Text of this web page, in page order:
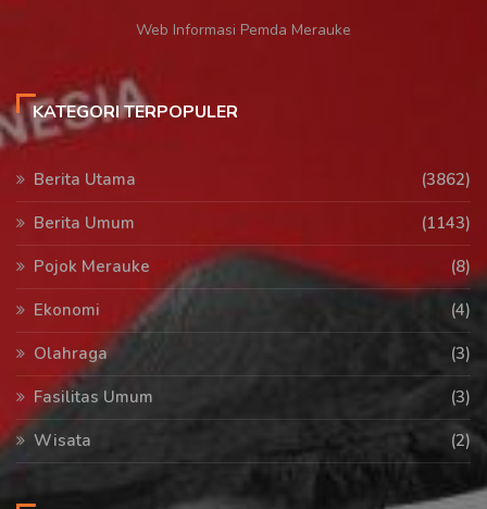
Web Informasi Pemda Merauke
KATEGORI TERPOPULER
Berita Utama
(3862)
Berita Umum
(1143)
Pojok Merauke
(8)
Ekonomi
(4)
Olahraga
(3)
Fasilitas Umum
(3)
Wisata
(2)